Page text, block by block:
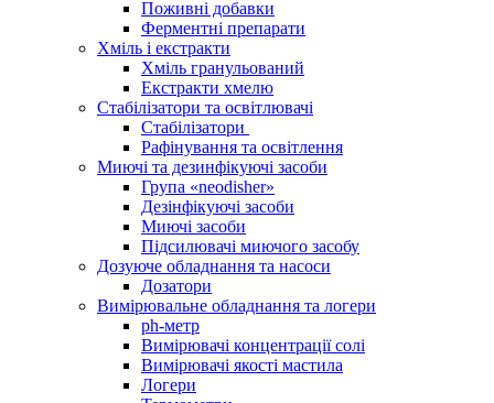
Поживні добавки
Ферментні препарати
Хміль і екстракти
Хміль гранульований
Екстракти хмелю
Стабілізатори та освітлювачі
Стабілізатори
Рафінування та освітлення
Миючі та дезинфікуючі засоби
Група «neodisher»
Дезінфікуючі засоби
Миючі засоби
Підсилювачі миючого засобу
Дозуюче обладнання та насоси
Дозатори
Вимірювальне обладнання та логери
ph-метр
Вимірювачі концентрації солі
Вимірювачі якості мастила
Логери